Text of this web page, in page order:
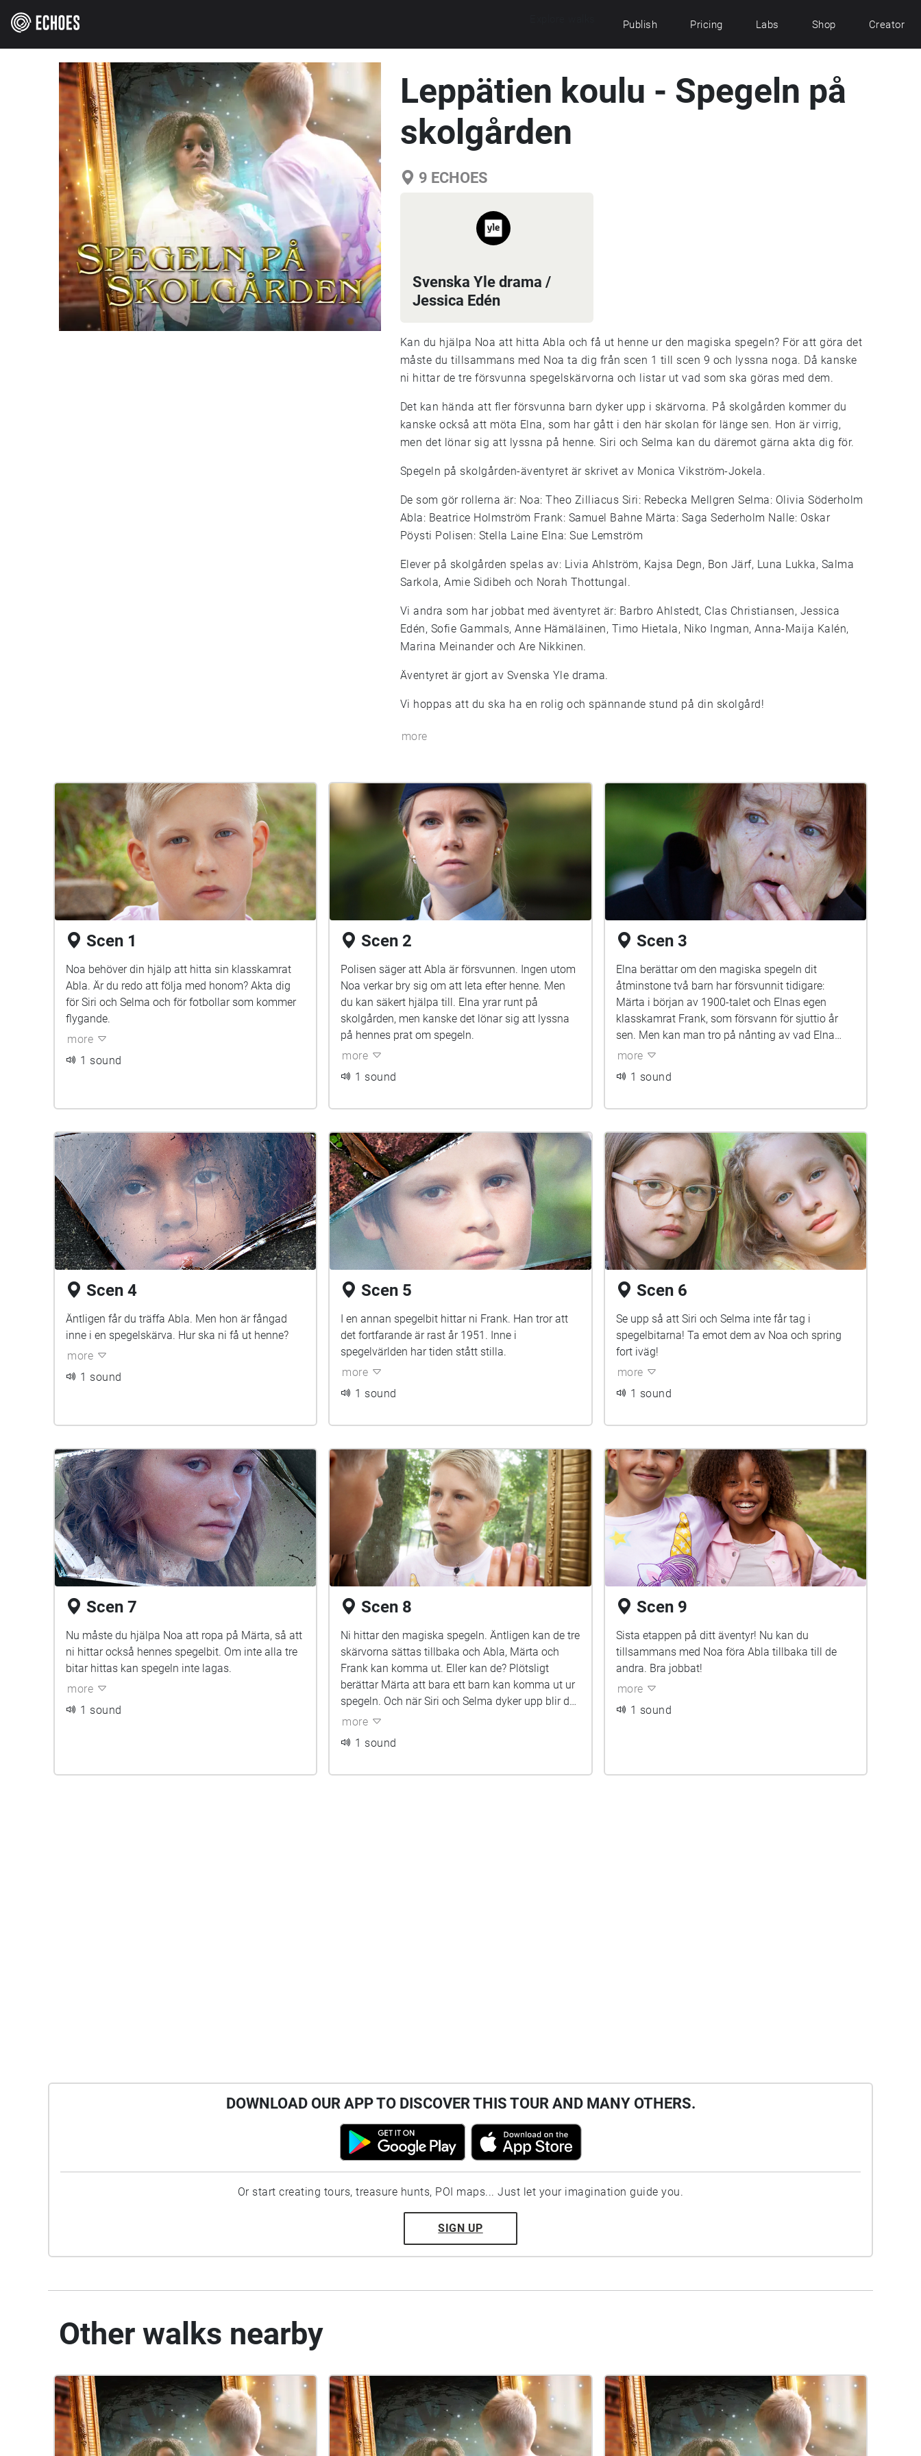
Publish Pricing Labs Shop Creator
Leppätien koulu - Spegeln på
skolgården
9 ECHOES
Svenska Yle drama /
Jessica Edén
Kan du hjälpa Noa att hitta Abla och få ut henne ur den magiska spegeln? För att göra det
måste du tillsammans med Noa ta dig från scen 1 till scen 9 och lyssna noga. Då kanske
ni hittar de tre försvunna spegelskärvorna och listar ut vad som ska göras med dem.
Det kan hända att fler försvunna barn dyker upp i skärvorna. På skolgården kommer du
kanske också att möta Elna, som har gått i den här skolan för länge sen. Hon är virrig,
men det lönar sig att lyssna på henne. Siri och Selma kan du däremot gärna akta dig för.
Spegeln på skolgården-äventyret är skrivet av Monica Vikström-Jokela.
De som gör rollerna är: Noa: Theo Zilliacus Siri: Rebecka Mellgren Selma: Olivia Söderholm
Abla: Beatrice Holmström Frank: Samuel Bahne Märta: Saga Sederholm Nalle: Oskar
Pöysti Polisen: Stella Laine Elna: Sue Lemström
Elever på skolgården spelas av: Livia Ahlström, Kajsa Degn, Bon Järf, Luna Lukka, Salma
Sarkola, Amie Sidibeh och Norah Thottungal.
Vi andra som har jobbat med äventyret är: Barbro Ahlstedt, Clas Christiansen, Jessica
Edén, Sofie Gammals, Anne Hämäläinen, Timo Hietala, Niko Ingman, Anna-Maija Kalén,
Marina Meinander och Are Nikkinen.
Äventyret är gjort av Svenska Yle drama.
Vi hoppas att du ska ha en rolig och spännande stund på din skolgård!
more
Scen 1
Noa behöver din hjälp att hitta sin klasskamrat
Abla. Är du redo att följa med honom? Akta dig
för Siri och Selma och för fotbollar som kommer
flygande.
more
1 sound
Scen 2
Polisen säger att Abla är försvunnen. Ingen utom
Noa verkar bry sig om att leta efter henne. Men
du kan säkert hjälpa till. Elna yrar runt på
skolgården, men kanske det lönar sig att lyssna
på hennes prat om spegeln.
more
1 sound
Scen 3
Elna berättar om den magiska spegeln dit
åtminstone två barn har försvunnit tidigare:
Märta i början av 1900-talet och Elnas egen
klasskamrat Frank, som försvann för sjuttio år
sen. Men kan man tro på nånting av vad Elna
säger?
more
1 sound
Scen 4
Äntligen får du träffa Abla. Men hon är fångad
inne i en spegelskärva. Hur ska ni få ut henne?
more
1 sound
Scen 5
I en annan spegelbit hittar ni Frank. Han tror att
det fortfarande är rast år 1951. Inne i
spegelvärlden har tiden stått stilla.
more
1 sound
Scen 6
Se upp så att Siri och Selma inte får tag i
spegelbitarna! Ta emot dem av Noa och spring
fort iväg!
more
1 sound
Scen 7
Nu måste du hjälpa Noa att ropa på Märta, så att
ni hittar också hennes spegelbit. Om inte alla tre
bitar hittas kan spegeln inte lagas.
more
1 sound
Scen 8
Ni hittar den magiska spegeln. Äntligen kan de tre
skärvorna sättas tillbaka och Abla, Märta och
Frank kan komma ut. Eller kan de? Plötsligt
berättar Märta att bara ett barn kan komma ut ur
spegeln. Och när Siri och Selma dyker upp blir det
riktigt farligt. Ska också Noa hamna i
more
1 sound
Scen 9
Sista etappen på ditt äventyr! Nu kan du
tillsammans med Noa föra Abla tillbaka till de
andra. Bra jobbat!
more
1 sound
DOWNLOAD OUR APP TO DISCOVER THIS TOUR AND MANY OTHERS.
Or start creating tours, treasure hunts, POI maps... Just let your imagination guide you.
SIGN UP
Other walks nearby